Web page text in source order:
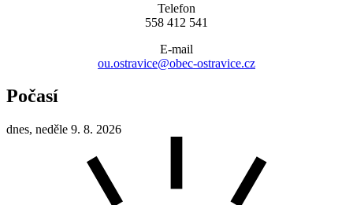
Telefon
558 412 541
E-mail
ou.ostravice@obec-ostravice.cz
Počasí
dnes, neděle 9. 8. 2026